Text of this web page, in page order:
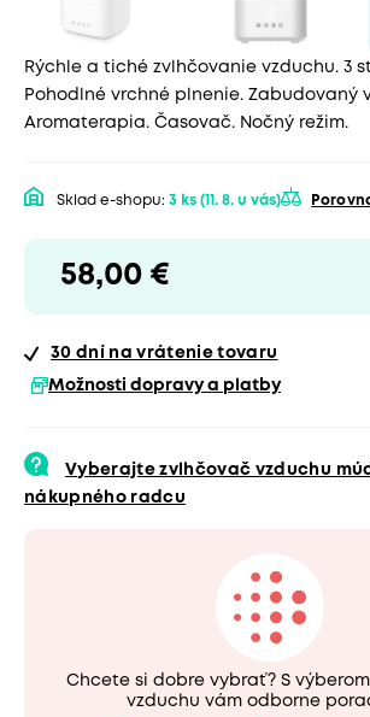
Rýchle a tiché zvlhčovanie vzduchu. 3
Pohodlné vrchné plnenie. Zabudovaný
Aromaterapia. Časovač. Nočný režim.
Sklad e-shopu: 3 ks (11. 8. u vás)
58,00 €
30 dní na vrátenie tovaru
Možnosti dopravy a platby
Vyberajte zvlhčovač vzduchu
nákupného radcu
Chcete si dobre vybrať? S
vzduchu vám odborne